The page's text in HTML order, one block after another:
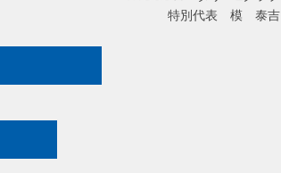
特別代表 模 泰吉